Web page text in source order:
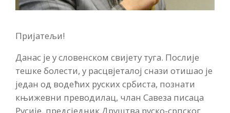
Пријатељи!
Данас је у слoвенском свијету туга. Послије
тешке болести, у расцвјеталој снази отишао је
један од водећих руских србиста, познати
књижевни преводилац, члан Савеза писаца